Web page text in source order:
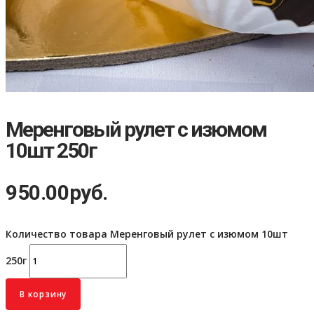
Меренговый рулет с изюмом
10шт 250г
950.00руб.
Количество товара Меренговый рулет с изюмом 10шт
250г
В корзину